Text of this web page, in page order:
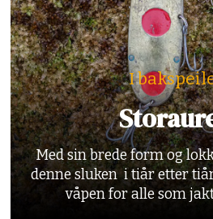
I
Med sin brede form og
denne sluken i tiår etter
våpen for alle som